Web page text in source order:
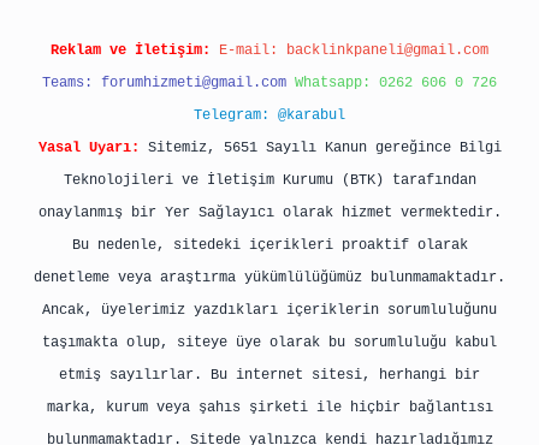
Reklam ve İletişim: E-mail: backlinkpaneli@gmail.com
Teams: forumhizmeti@gmail.com Whatsapp: 0262 606 0 726
Telegram: @karabul
Yasal Uyarı:
Sitemiz, 5651 Sayılı Kanun gereğince Bilgi
Teknolojileri ve İletişim Kurumu (BTK) tarafından
onaylanmış bir Yer Sağlayıcı olarak hizmet vermektedir.
Bu nedenle, sitedeki içerikleri proaktif olarak
denetleme veya araştırma yükümlülüğümüz bulunmamaktadır.
Ancak, üyelerimiz yazdıkları içeriklerin sorumluluğunu
taşımakta olup, siteye üye olarak bu sorumluluğu kabul
etmiş sayılırlar. Bu internet sitesi, herhangi bir
marka, kurum veya şahıs şirketi ile hiçbir bağlantısı
bulunmamaktadır. Sitede yalnızca kendi hazırladığımız